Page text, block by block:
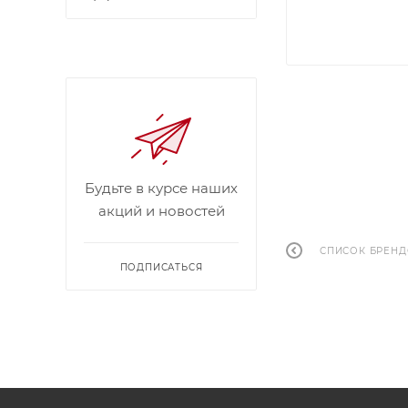
СПИСОК
Будьте в курсе наших
акций и новостей
ПОДПИСАТЬСЯ